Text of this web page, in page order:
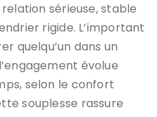
sérieuse, stable
rigide. L’important
quelqu’un dans un
évolue
selon le confort
souplesse rassure